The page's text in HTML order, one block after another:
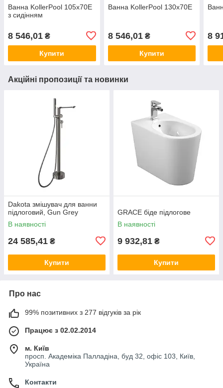
Ванна KollerPool 105х70E
з сидінням
8 546,01 ₴
Купити
Ванна KollerPool 130х70E
8 546,01₴
Купити
8
Акційні пропозиції та новинки
Dakota змішувач для ванни
підлоговий, Gun Grey
В наявності
24 585,41 ₴
Купити
GRACE біде підлогове
В наявності
9 932,81 ₴
Купити
Про нас
99% позитивних з 277 відгуків за рік
Працює з 02.02.2014
м. Київ
просп. Академіка Палладіна, буд 32, офіс 103, Київ,
Україна
Контакти